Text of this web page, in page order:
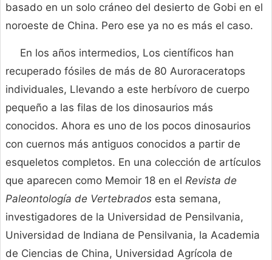
basado en un solo cráneo del desierto de Gobi en el
noroeste de China. Pero ese ya no es más el caso.
En los años intermedios, Los científicos han
recuperado fósiles de más de 80 Auroraceratops
individuales, Llevando a este herbívoro de cuerpo
pequeño a las filas de los dinosaurios más
conocidos. Ahora es uno de los pocos dinosaurios
con cuernos más antiguos conocidos a partir de
esqueletos completos. En una colección de artículos
que aparecen como Memoir 18 en el Revista de
Paleontología de Vertebrados esta semana,
investigadores de la Universidad de Pensilvania,
Universidad de Indiana de Pensilvania, la Academia
de Ciencias de China, Universidad Agrícola de